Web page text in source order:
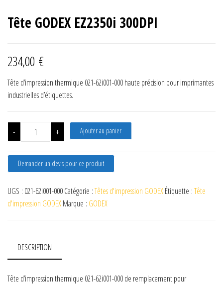
Tête GODEX EZ2350i 300DPI
234,00 €
Tête d’impression thermique 021-62i001-000 haute précision pour imprimantes
industrielles d’étiquettes.
- quantité de Tête GODEX EZ2350i 300DPI
+ Ajouter au panier
Demander un devis pour ce produit
UGS : 021-62i001-000Catégorie :Têtes d'impression GODEXÉtiquette :Tête
d'impression GODEXMarque : GODEX
DESCRIPTION
Tête d’impression thermique 021-62i001-000 de remplacement pour